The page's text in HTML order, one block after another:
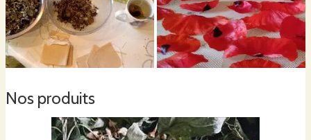
Nos produits